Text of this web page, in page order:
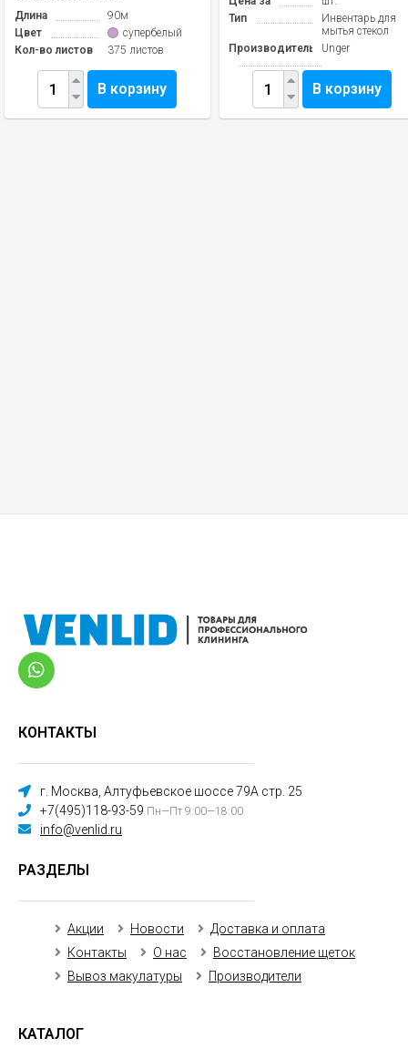
Длина
90м
Цвет
супербелый
Кол-во листов
375 листов
В корзину
Тип
Инвентарь для
мытья стекол
Производитель
Unger
В корзину
КОНТАКТЫ
г. Москва, Алтуфьевское шоссе 79А стр. 25
+7(495)118-93-59 Пн—Пт 9:00—18:00
info@venlid.ru
РАЗДЕЛЫ
Акции Новости
Доставка и оплата
Контакты
О нас
Восстановление щеток
Вывоз макулатуры
Производители
КАТАЛОГ